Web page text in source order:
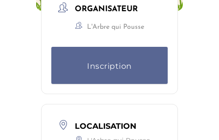
ORGANISATEUR
L'Arbre qui Pousse
Inscription
LOCALISATION